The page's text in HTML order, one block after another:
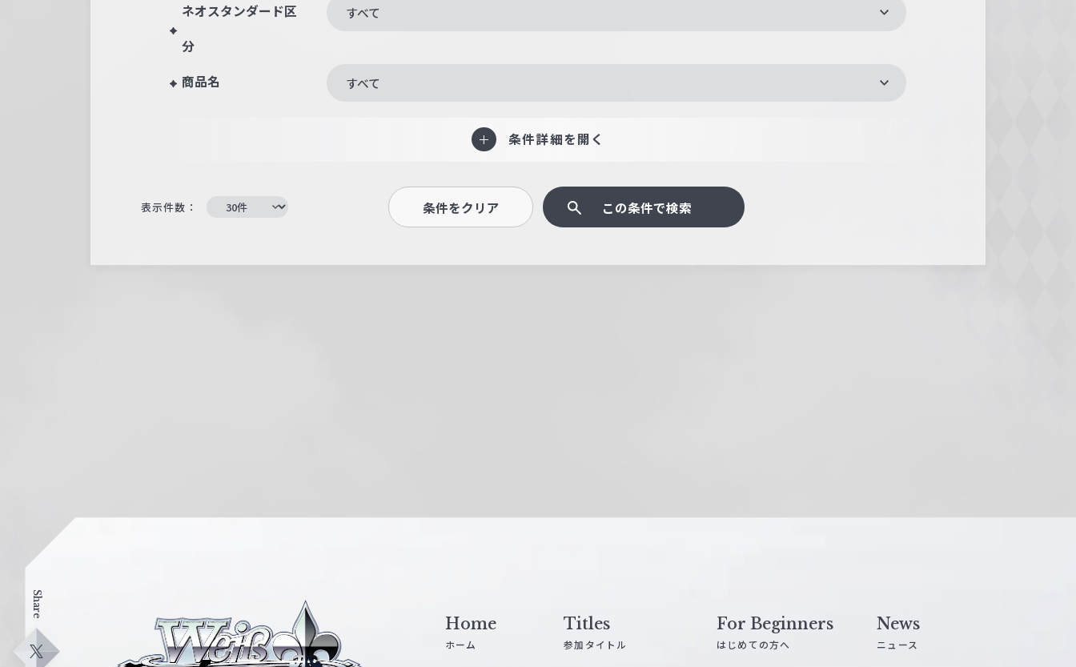
ネオスタンダード区
分
すべて
商品名 すべて
条件詳細を開く
表示件数： 条件をクリア この条件で検索
Share
X
Home
ホーム
Titles
参加タイトル
For Beginners
はじめての方へ
News
ニュース